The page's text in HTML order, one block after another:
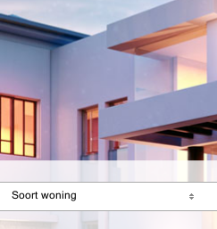
Soort woning